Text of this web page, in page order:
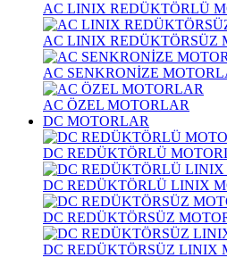
AC LINIX REDÜKTÖRLÜ
AC LINIX REDÜKTÖRSÜZ
AC SENKRONİZE
AC ÖZEL MOTORLAR
DC MOTORLAR
DC REDÜKTÖRLÜ
DC REDÜKTÖRLÜ LINIX
DC REDÜKTÖRSÜZ
DC REDÜKTÖRSÜZ LINIX